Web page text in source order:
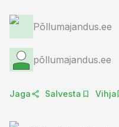
Põllumajandus.ee
põllumajandus.ee
Jaga Salvesta Vihja